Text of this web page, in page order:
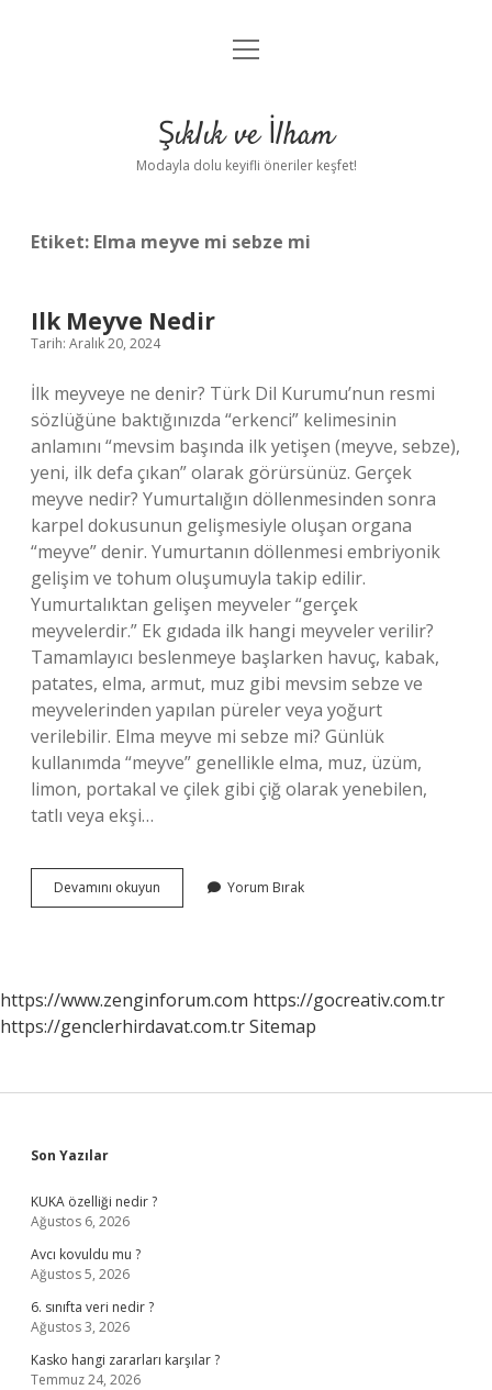
Anasayfa
Yasal Uyarı
menüyü
Şıklık ve İlham
Modayla dolu keyifli öneriler keşfet!
Etiket: Elma meyve mi sebze mi
Ilk Meyve Nedir
Tarih: Aralık 20, 2024
İlk meyveye ne denir? Türk Dil Kurumu’nun resmi
sözlüğüne baktığınızda “erkenci” kelimesinin
anlamını “mevsim başında ilk yetişen (meyve, sebze),
yeni, ilk defa çıkan” olarak görürsünüz. Gerçek
meyve nedir? Yumurtalığın döllenmesinden sonra
karpel dokusunun gelişmesiyle oluşan organa
“meyve” denir. Yumurtanın döllenmesi embriyonik
gelişim ve tohum oluşumuyla takip edilir.
Yumurtalıktan gelişen meyveler “gerçek
meyvelerdir.” Ek gıdada ilk hangi meyveler verilir?
Tamamlayıcı beslenmeye başlarken havuç, kabak,
patates, elma, armut, muz gibi mevsim sebze ve
meyvelerinden yapılan püreler veya yoğurt
verilebilir. Elma meyve mi sebze mi? Günlük
kullanımda “meyve” genellikle elma, muz, üzüm,
limon, portakal ve çilek gibi çiğ olarak yenebilen,
tatlı veya ekşi…
Devamını okuyun
Meyve
Yorum Bırak
https://www.zenginforum.com https://gocreativ.com.tr
https://genclerhirdavat.com.trSitemap
Sidebar
Son Yazılar
KUKA özelliği nedir ?
Ağustos 6, 2026
Avcı kovuldu mu ?
Ağustos 5, 2026
6. sınıfta veri nedir ?
Ağustos 3, 2026
Kasko hangi zararları karşılar ?
Temmuz 24, 2026